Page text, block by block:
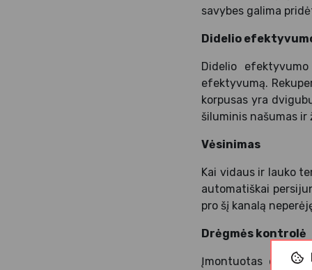
savybes galima
Didelio
Didelio
efektyvumą.
korpusas yra
šiluminis našumas ir
Vėsinimas
Kai vidaus ir lauko
automatiškai
pro šį kanalą
Drėgmės kontrolė
Įmontuotas